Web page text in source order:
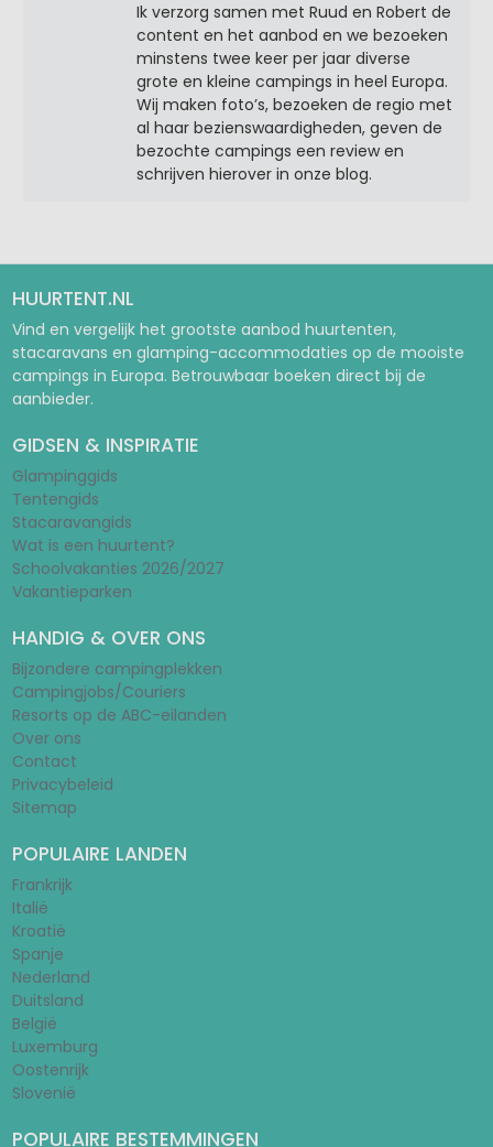
Ik verzorg samen met Ruud en Robert de
content en het aanbod en we bezoeken
minstens twee keer per jaar diverse
grote en kleine campings in heel Europa.
Wij maken foto’s, bezoeken de regio met
al haar bezienswaardigheden, geven de
bezochte campings een review en
schrijven hierover in onze blog.
HUURTENT.NL
Vind en vergelijk het grootste aanbod huurtenten,
stacaravans en glamping-accommodaties op de mooiste
campings in Europa. Betrouwbaar boeken direct bij de
aanbieder.
GIDSEN & INSPIRATIE
Glampinggids
Tentengids
Stacaravangids
Wat is een huurtent?
Schoolvakanties 2026/2027
Vakantieparken
HANDIG & OVER ONS
Bijzondere campingplekken
Campingjobs/Couriers
Resorts op de ABC-eilanden
Over ons
Contact
Privacybeleid
Sitemap
POPULAIRE LANDEN
Frankrijk
Italië
Kroatië
Spanje
Nederland
Duitsland
België
Luxemburg
Oostenrijk
Slovenië
POPULAIRE BESTEMMINGEN